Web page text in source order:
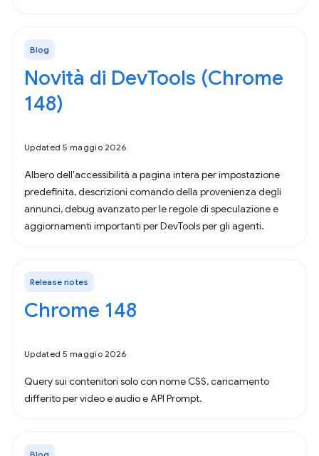
Blog
Novità di DevTools (Chrome
148)
Updated 5 maggio 2026
Albero dell'accessibilità a pagina intera per impostazione
predefinita, descrizioni comando della provenienza degli
annunci, debug avanzato per le regole di speculazione e
aggiornamenti importanti per DevTools per gli agenti.
Release notes
Chrome 148
Updated 5 maggio 2026
Query sui contenitori solo con nome CSS, caricamento
differito per video e audio e API Prompt.